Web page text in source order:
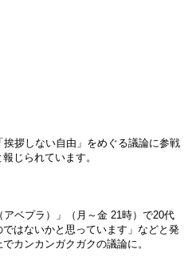
拶しない自由」をめぐる議論に参戦
じられています。
ベプラ）」（月～金 21時）で20代
はないかと思っています」などと発
カンカンガクガクの議論に。